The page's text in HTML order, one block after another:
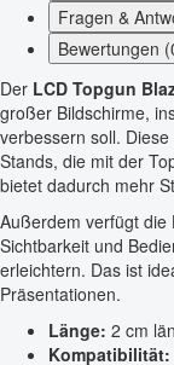
Fragen &
Bewertungen
Der LCD Topgun
großer Bildschirme,
verbessern soll.
Stands, die mit der
bietet dadurch mehr
Außerdem verfügt die
Sichtbarkeit und
erleichtern. Das ist
Präsentationen.
Länge: 2 cm
Kompatibilität: